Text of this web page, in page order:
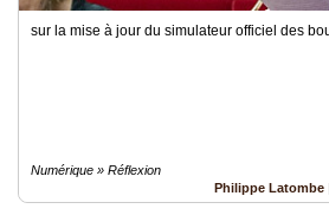
sur la mise à jour du simulateur officiel des
Numérique » Réflexion
Philippe Latombe